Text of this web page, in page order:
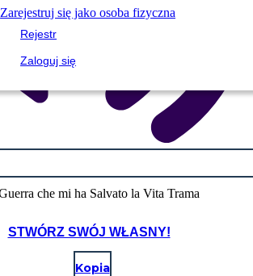
Zarejestruj się jako osoba fizyczna
Rejestr
Zaloguj się
STWÓRZ SWÓJ WŁASNY!
Kopia